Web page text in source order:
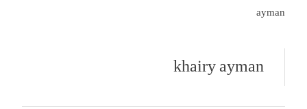
khairy ayman